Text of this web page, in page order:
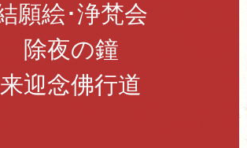
願絵･浄梵会
除夜の鐘
来迎念佛行道